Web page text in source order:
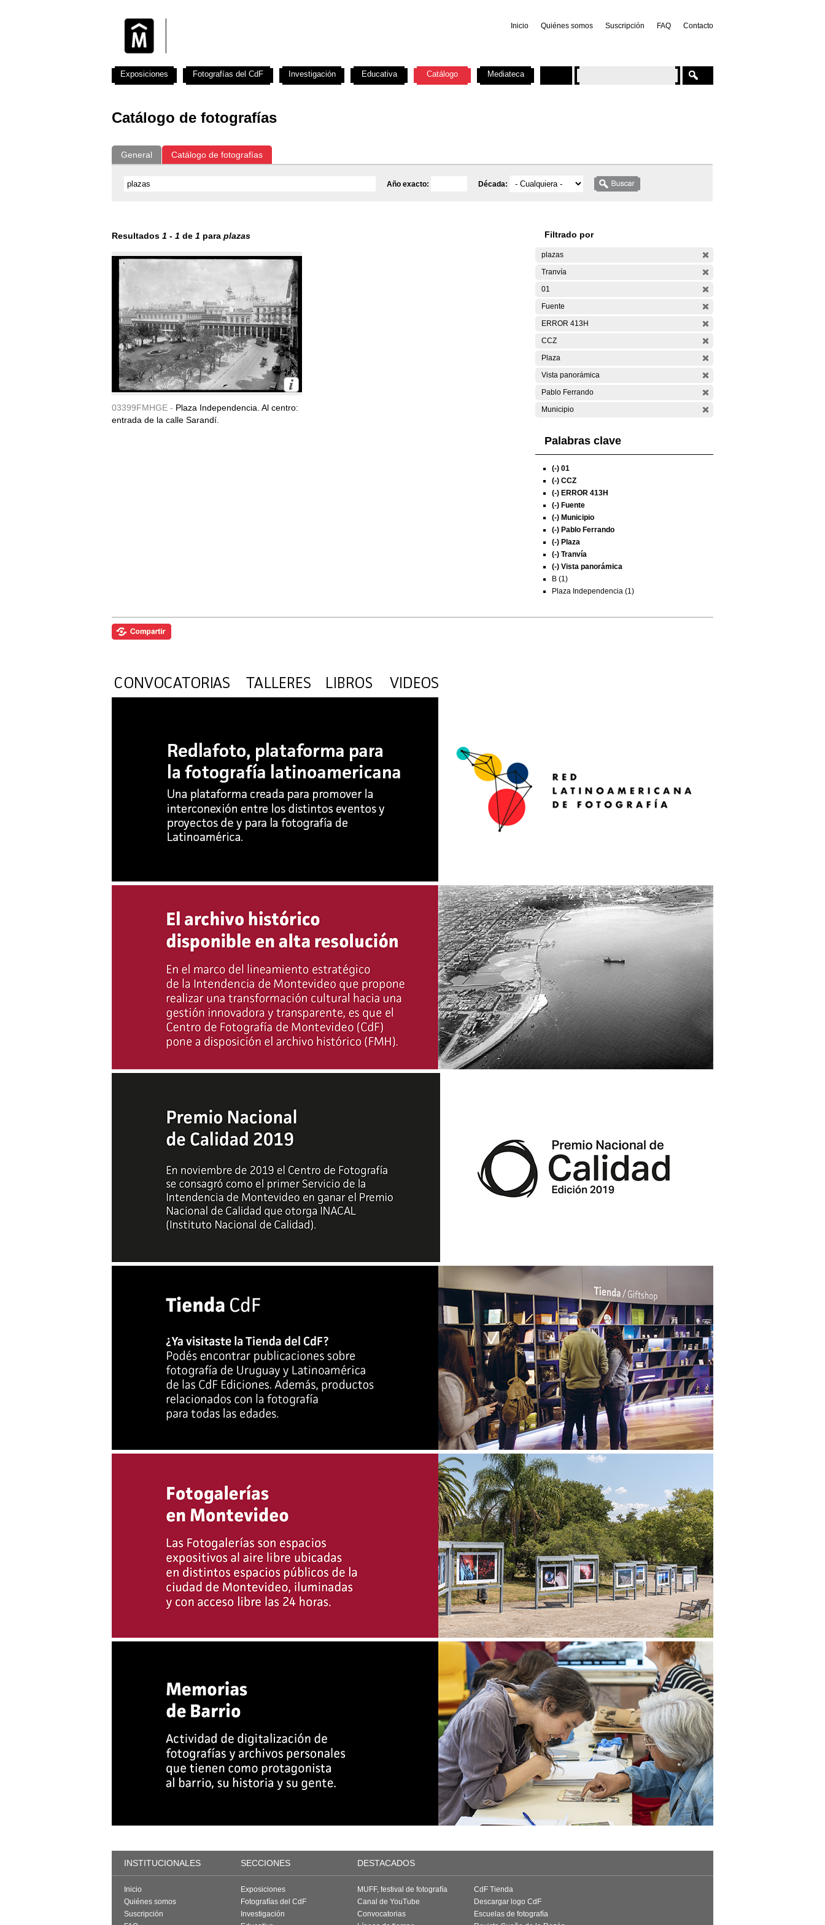
Inicio Quiénes somos Suscripción FAQ Contacto
Catálogo de fotografías
General Catálogo de fotografías
Año exacto: Década:
Resultados 1 - 1 de 1 para plazas
03399FMHGE - Plaza Independencia. Al centro:
entrada de la calle Sarandí.
Filtrado por
plazas
Tranvía
01
Fuente
ERROR 413H
CCZ
Plaza
Vista panorámica
Pablo Ferrando
Municipio
Palabras clave
(-) 01
(-) CCZ
(-) ERROR 413H
(-) Fuente
(-) Municipio
(-) Pablo Ferrando
(-) Plaza
(-) Tranvía
(-) Vista panorámica
B (1)
Plaza Independencia (1)
Exposiciones Fotografías del CdF Investigación Educativa Catálogo Mediateca
INSTITUCIONALES SECCIONES DESTACADOS
Inicio
Quiénes somos
Suscripción
Exposiciones
Fotografías del CdF
Investigación
MUFF, festival de fotografía
Canal de YouTube
Convocatorias
CdF Tienda
Descargar logo CdF
Escuelas de fotografía